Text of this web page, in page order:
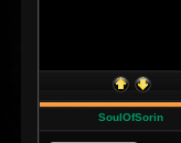
SoulOfSorin